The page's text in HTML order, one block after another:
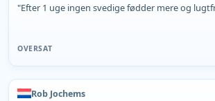
"Efter 1 uge ingen svedige fødder mere og
OVERSAT
Rob Jochems